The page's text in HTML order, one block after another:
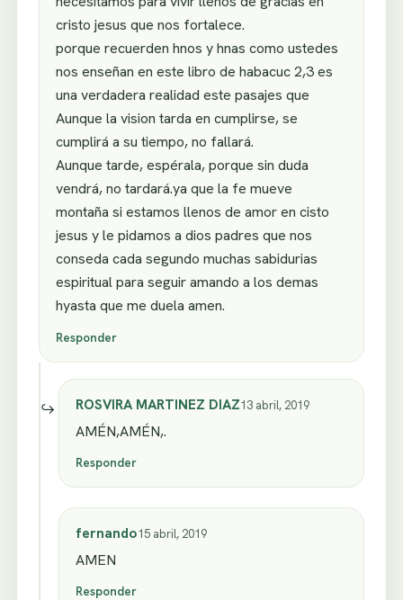
cristo jesus que nos fortalece.
porque recuerden hnos y hnas como ustedes
nos enseñan en este libro de habacuc 2,3 es
una verdadera realidad este pasajes que
Aunque la vision tarda en cumplirse, se
cumplirá a su tiempo, no fallará.
Aunque tarde, espérala, porque sin duda
vendrá, no tardará.ya que la fe mueve
montaña si estamos llenos de amor en cisto
jesus y le pidamos a dios padres que nos
conseda cada segundo muchas sabidurias
espiritual para seguir amando a los demas
hyasta que me duela amen.
Responder
ROSVIRA MARTINEZ DIAZ13 abril, 2019
AMÉN,AMÉN,.
Responder
fernando15 abril, 2019
AMEN
Responder